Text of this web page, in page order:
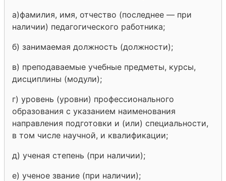
а)фамилия, имя, отчество (последнее — при
наличии) педагогического работника;
б) занимаемая должность (должности);
в) преподаваемые учебные предметы, курсы,
дисциплины (модули);
г) уровень (уровни) профессионального
образования с указанием наименования
направления подготовки и (или) специальности,
в том числе научной, и квалификации;
д) ученая степень (при наличии);
е) ученое звание (при наличии);